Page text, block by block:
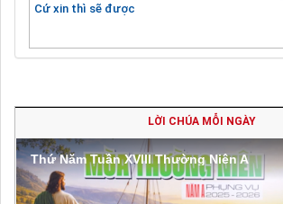
Cứ xin thì sẽ được
LỜI CHÚA MỖI NGÀY
Thứ Năm Tuần XVIII Thường Niên A